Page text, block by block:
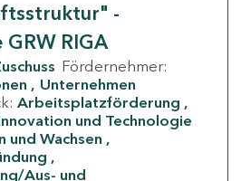
-
RIGA
Fördernehmer:
Unternehmen
Arbeitsplatzförderung
und Technologie
und Wachsen
Aus- und